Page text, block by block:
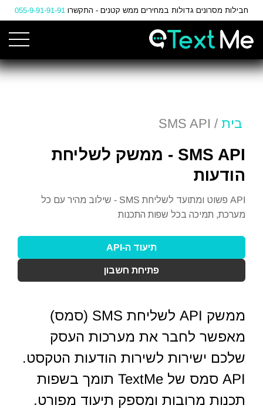
Skip
to
Content
חבילות מסרונים גדולות במחירים ממש קטנים - התקשרו 055-9-91-91-91
בית / SMS API
SMS API - ממשק לשליחת
הודעות
API פשוט ומתועד לשליחת SMS - שילוב מהיר עם כל
מערכת, תמיכה בכל שפות התכנות
תיעוד ה-API
פתיחת חשבון
ממשק API לשליחת SMS (סמס)
מאפשר לחבר את מערכות העסק
שלכם ישירות לשירות הודעות הטקסט.
API סמס של TextMe תומך בשפות
תכנות מרובות ומספק תיעוד מפורט.